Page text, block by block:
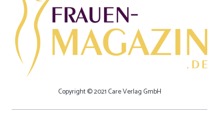
Copyright © 2021 Care Verlag GmbH